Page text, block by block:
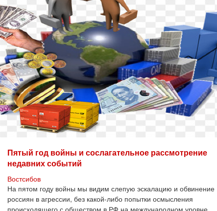
Пятый год войны и сослагательное рассмотрение
недавних событий
Востсибов
На пятом году войны мы видим слепую эскалацию и обвинение
россиян в агрессии, без какой-либо попытки осмысления